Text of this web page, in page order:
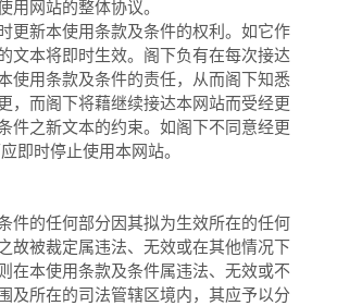
用网站的整体协议。
更新本使用条款及条件的权利。如它作
文本将即时生效。阁下负有在每次接达
使用条款及条件的责任，从而阁下知悉
，而阁下将藉继续接达本网站而受经更
件之新文本的约束。如阁下不同意经更
即时停止使用本网站。
件的任何部分因其拟为生效所在的任何
故被裁定属违法、无效或在其他情况下
在本使用条款及条件属违法、无效或不
及所在的司法管辖区境内，其应予以分